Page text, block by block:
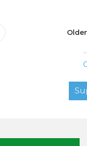
Older